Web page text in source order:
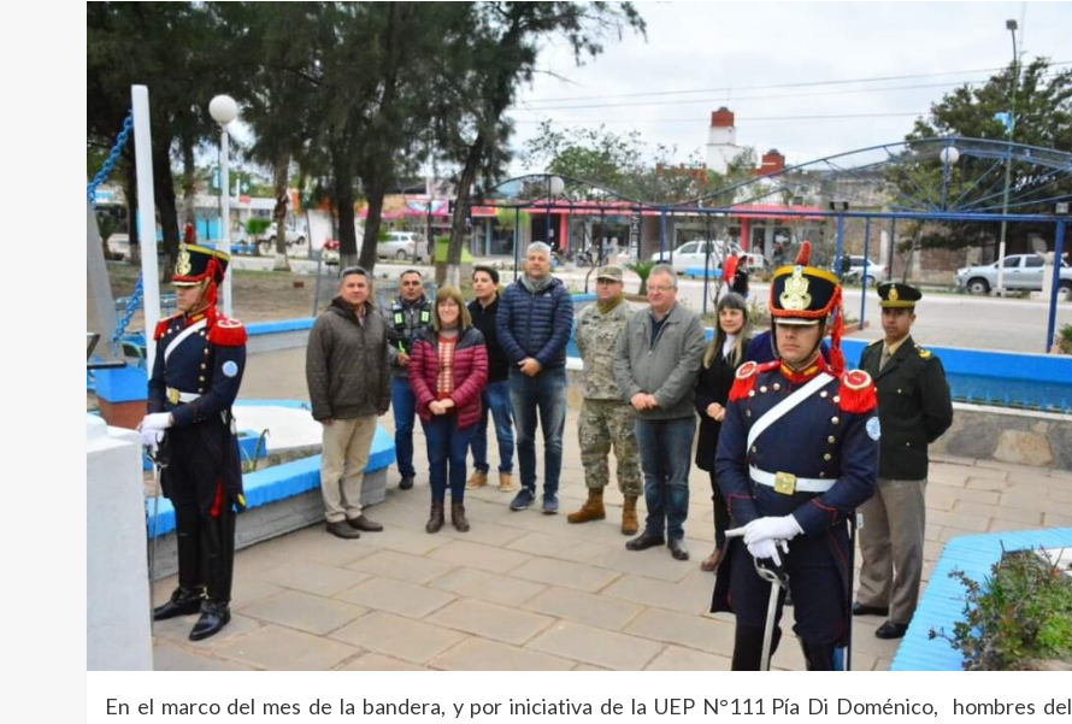
En el marco del mes de la bandera, y por iniciativa de la UEP N°111 Pía Di Doménico, hombres del